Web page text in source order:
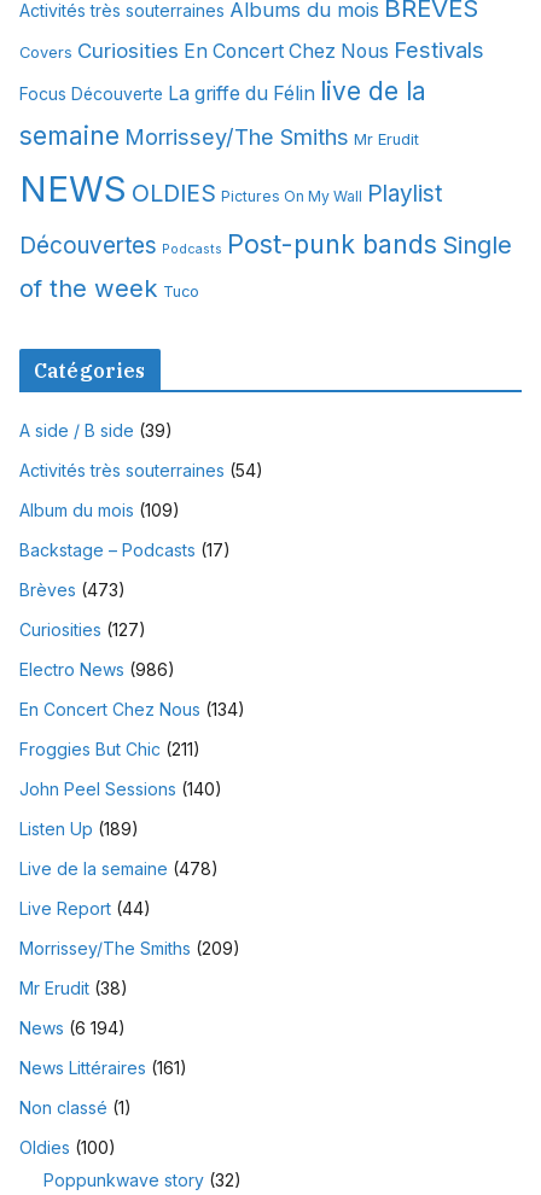
v
e
Activités très souterraines Albums du mois BREVES
Covers Curiosities En Concert Chez Nous Festivals
Focus Découverte La griffe du Félin live de la
semaine Morrissey/The Smiths Mr Erudit
NEWS OLDIES Pictures On My Wall Playlist
Découvertes Podcasts Post-punk bands Single
of the week Tuco
Catégories
A side / B side (39)
Activités très souterraines (54)
Album du mois (109)
Backstage – Podcasts (17)
Brèves (473)
Curiosities (127)
Electro News (986)
En Concert Chez Nous (134)
Froggies But Chic (211)
John Peel Sessions (140)
Listen Up (189)
Live de la semaine (478)
Live Report (44)
Morrissey/The Smiths (209)
Mr Erudit (38)
News (6 194)
News Littéraires (161)
Non classé (1)
Oldies (100)
Poppunkwave story (32)